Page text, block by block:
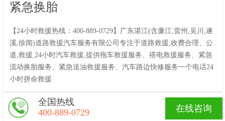
紧急换胎
【24小时救援热线：400-889-0729】广东湛江(含廉江,雷州,吴川,遂
溪,徐闻)道路救援汽车服务有限公司专注于道路救援,收费合理、公
道,救援,24小时汽车救援,提供拖车救援服务、搭电救援服务、紧急
流动换胎服务、紧急送油救援服务、汽车路边快修服务一个电话24
小时拼命救援
在线咨询
全国热线
400-889-0729